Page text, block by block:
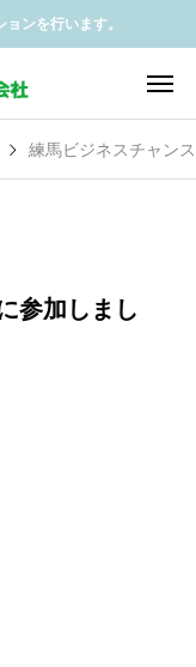
ンを行います。
練馬ビジネスチャン
参加しまし